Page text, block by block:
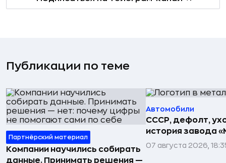
Публикации по теме
Партнёрский материал
Компании научились собирать
данные. Принимать решения —
Автомобили
СССР, дефолт,
история завода
07 августа 2026,